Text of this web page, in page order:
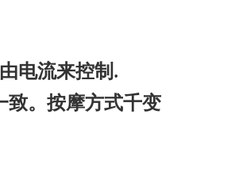
电流来控制 .
致。按摩方式千变